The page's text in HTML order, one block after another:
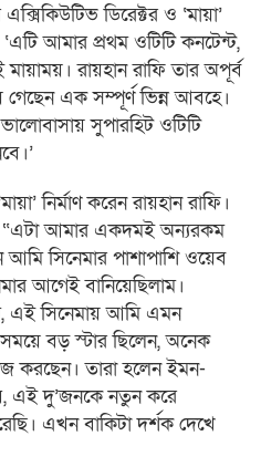
ডিরেক্টর ও ‘মায়া’
আমার প্রথম ওটিটি কনটেন্ট,
রায়হান রাফি তার অপূর্ব
গেছেন এক সম্পূর্ণ ভিন্ন আবহে।
সুপারহিট ওটিটি
নির্মাণ করেন রায়হান রাফি।
“এটা আমার একদমই অন্যরকম
সিনেমার পাশাপাশি ওয়েব
আগেই বানিয়েছিলাম।
এই সিনেমায় আমি এমন
বড় স্টার ছিলেন, অনেক
করছেন। তারা হলেন ইমন-
এই দু’জনকে নতুন করে
এখন বাকিটা দর্শক দেখে